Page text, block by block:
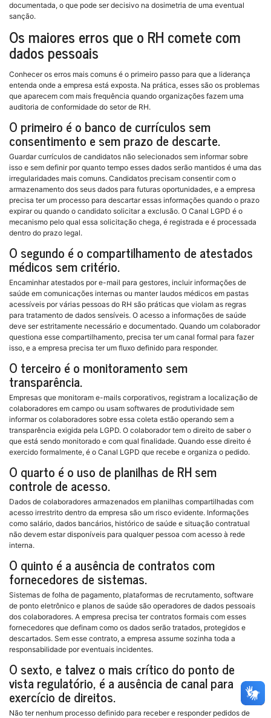
documentada, o que pode ser decisivo na dosimetria de uma eventual
sanção.
Os maiores erros que o RH comete com
dados pessoais
Conhecer os erros mais comuns é o primeiro passo para que a liderança
entenda onde a empresa está exposta. Na prática, esses são os problemas
que aparecem com mais frequência quando organizações fazem uma
auditoria de conformidade do setor de RH.
O primeiro é o banco de currículos sem
consentimento e sem prazo de descarte.
Guardar currículos de candidatos não selecionados sem informar sobre
isso e sem definir por quanto tempo esses dados serão mantidos é uma das
irregularidades mais comuns. Candidatos precisam consentir com o
armazenamento dos seus dados para futuras oportunidades, e a empresa
precisa ter um processo para descartar essas informações quando o prazo
expirar ou quando o candidato solicitar a exclusão. O Canal LGPD é o
mecanismo pelo qual essa solicitação chega, é registrada e é processada
dentro do prazo legal.
O segundo é o compartilhamento de atestados
médicos sem critério.
Encaminhar atestados por e-mail para gestores, incluir informações de
saúde em comunicações internas ou manter laudos médicos em pastas
acessíveis por várias pessoas do RH são práticas que violam as regras
para tratamento de dados sensíveis. O acesso a informações de saúde
deve ser estritamente necessário e documentado. Quando um colaborador
questiona esse compartilhamento, precisa ter um canal formal para fazer
isso, e a empresa precisa ter um fluxo definido para responder.
O terceiro é o monitoramento sem
transparência.
Empresas que monitoram e-mails corporativos, registram a localização de
colaboradores em campo ou usam softwares de produtividade sem
informar os colaboradores sobre essa coleta estão operando sem a
transparência exigida pela LGPD. O colaborador tem o direito de saber o
que está sendo monitorado e com qual finalidade. Quando esse direito é
exercido formalmente, é o Canal LGPD que recebe e organiza o pedido.
O quarto é o uso de planilhas de RH sem
controle de acesso.
Dados de colaboradores armazenados em planilhas compartilhadas com
acesso irrestrito dentro da empresa são um risco evidente. Informações
como salário, dados bancários, histórico de saúde e situação contratual
não devem estar disponíveis para qualquer pessoa com acesso à rede
interna.
O quinto é a ausência de contratos com
fornecedores de sistemas.
Sistemas de folha de pagamento, plataformas de recrutamento, software
de ponto eletrônico e planos de saúde são operadores de dados pessoais
dos colaboradores. A empresa precisa ter contratos formais com esses
fornecedores que definam como os dados serão tratados, protegidos e
descartados. Sem esse contrato, a empresa assume sozinha toda a
responsabilidade por eventuais incidentes.
O sexto, e talvez o mais crítico do ponto de
vista regulatório, é a ausência de canal para
exercício de direitos.
Não ter nenhum processo definido para receber e responder pedidos de